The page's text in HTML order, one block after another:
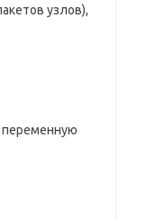
узлов),
переменную